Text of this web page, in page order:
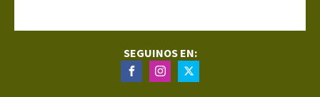
SEGUINOS EN: